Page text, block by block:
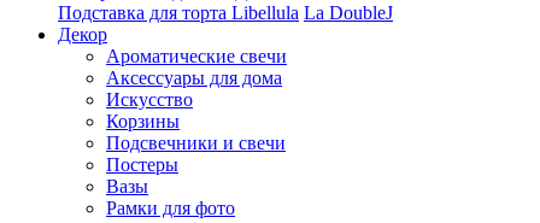
Подставка для торта Libellula La DoubleJ
Декор
Ароматические свечи
Аксессуары для дома
Искусство
Корзины
Подсвечники и свечи
Постеры
Вазы
Рамки для фото